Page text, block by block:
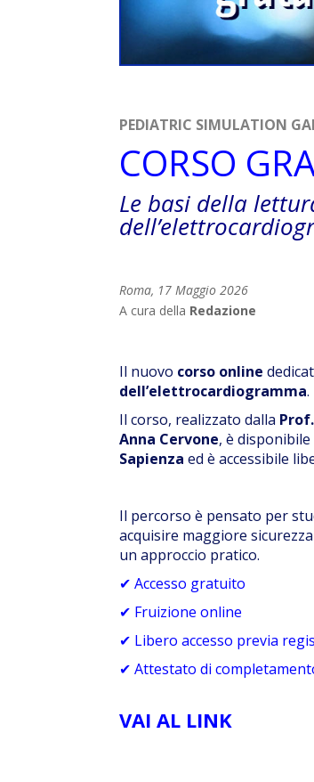
PEDIATRIC SIMULATION
CORSO
Le basi della
Roma, 17 Maggio 2026
A cura della Redazione
Il nuovo corso online
dell’elettrocardiogramma.
Il corso, realizzato dalla
Anna Cervone, è
Sapienza ed è accessibile
Il percorso è pensato per
acquisire maggiore
un approccio pratico.
✔ Accesso gratuito
✔ Fruizione online
✔ Libero accesso previa
✔ Attestato di
VAI AL LINK